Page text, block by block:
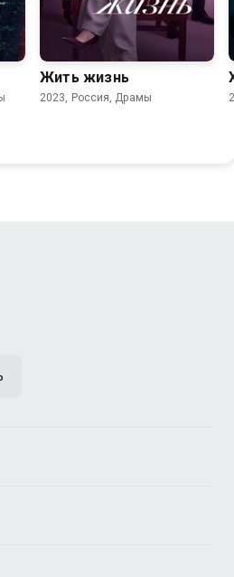
7.6 5.8
Жить жизнь
2023, Россия, Драмы